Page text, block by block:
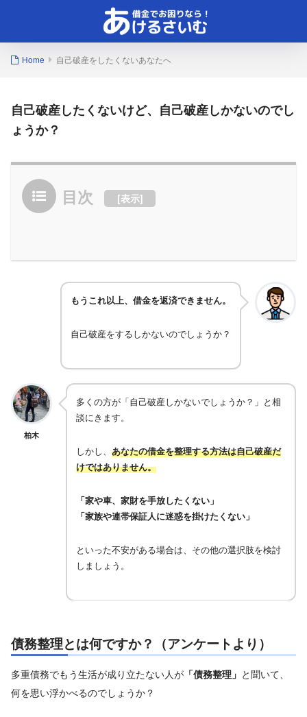
Home 自己破産をしたくないあなたへ
自己破産したくないけど、自己破産しかないのでし
ょうか？
目次 [表示]
もうこれ以上、借金を返済できません。
自己破産をするしかないのでしょうか？
柏木
多くの方が「自己破産しかないでしょうか？」と相
談にきます。
しかし、 あなたの借金を整理する方法は自己破産だ
けではありません。
「家や車、家財を手放したくない」
「家族や連帯保証人に迷惑を掛けたくない」
といった不安がある場合は、その他の選択肢を検討
しましょう。
債務整理とは何ですか？（アンケートより）
多重債務でもう生活が成り立たない人が 「債務整理」 と聞いて、
何を思い浮かべるのでしょうか？